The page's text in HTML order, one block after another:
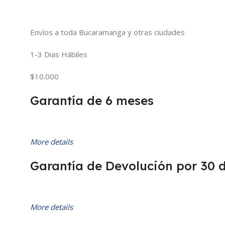
Envíos a toda Bucaramanga y otras ciudades
1-3 Dias Hábiles
$10.000
Garantía de 6 meses
More details
Garantía de Devolución por 30
More details